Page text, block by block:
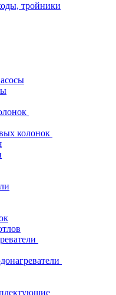
тройники
колонок